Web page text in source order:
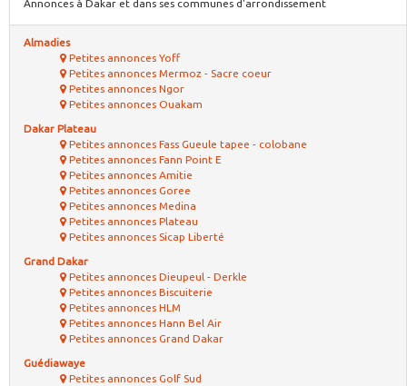
Annonces à Dakar et dans ses communes d'arrondissement
Almadies
Petites annonces Yoff
Petites annonces Mermoz - Sacre coeur
Petites annonces Ngor
Petites annonces Ouakam
Dakar Plateau
Petites annonces Fass Gueule tapee - colobane
Petites annonces Fann Point E
Petites annonces Amitie
Petites annonces Goree
Petites annonces Medina
Petites annonces Plateau
Petites annonces Sicap Liberté
Grand Dakar
Petites annonces Dieupeul - Derkle
Petites annonces Biscuiterie
Petites annonces HLM
Petites annonces Hann Bel Air
Petites annonces Grand Dakar
Guédiawaye
Petites annonces Golf Sud